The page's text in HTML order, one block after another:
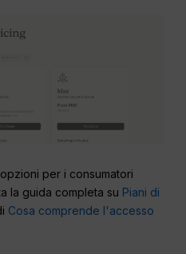
per i consumatori
la guida completa su Piani di
Cosa comprende l'accesso